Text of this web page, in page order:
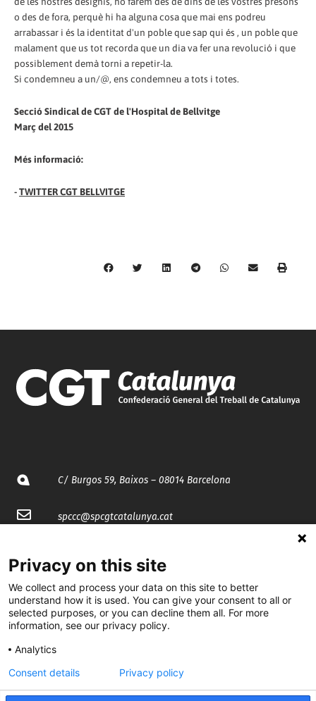
o des de fora, perquè hi ha alguna cosa que mai ens podreu
arrabassar i és la identitat d'un poble que sap qui és , un poble que
malament que us tot recorda que un dia va fer una revolució i que
possiblement demà torni a repetir-la.
Si condemneu a un/@, ens condemneu a tots i totes.
Secció Sindical de CGT de l'Hospital de Bellvitge
Març del 2015
Més informació:
-TWITTER CGT BELLVITGE
C/ Burgos 59, Baixos – 08014 Barcelona
spccc@spcgtcatalunya.cat
@CGTCatalunya
cgtcatalunya
CGTCatalunya
cgtcatalunya
Privacy on this site
We collect and process your data on this site to better
understand how it is used. You can give your consent to all or
selected purposes, or you can decline them all. For more
information, see our privacy policy.
Analytics
Consent details Privacy policy